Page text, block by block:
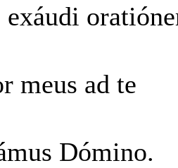
meus ad te
Dómino.